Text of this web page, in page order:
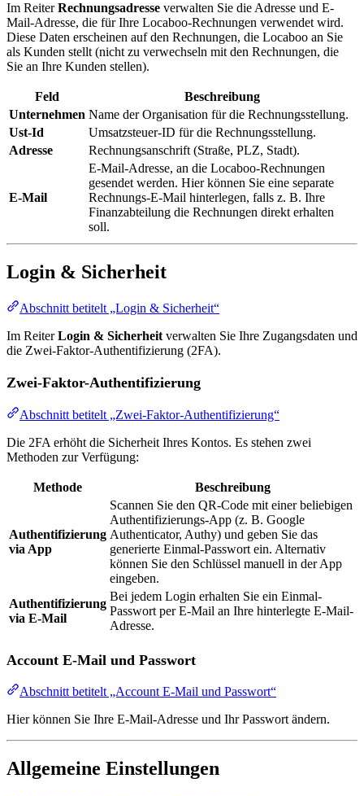
Im ReiterRechnungsadresse verwalten Sie die Adresse und E-
Mail-Adresse, die für Ihre Locaboo-Rechnungen verwendet wird.
Diese Daten erscheinen auf den Rechnungen, die Locaboo an Sie
als Kunden stellt (nicht zu verwechseln mit den Rechnungen, die
Sie an Ihre Kunden stellen).
Feld
Beschreibung
Unternehmen Name der Organisation für die Rechnungsstellung.
Ust-Id
Umsatzsteuer-ID für die Rechnungsstellung.
Adresse
Rechnungsanschrift (Straße, PLZ, Stadt).
E-Mail
E-Mail-Adresse, an die Locaboo-Rechnungen
gesendet werden. Hier können Sie eine separate
Rechnungs-E-Mail hinterlegen, falls z. B. Ihre
Finanzabteilung die Rechnungen direkt erhalten
soll.
Login & Sicherheit
Abschnitt betitelt „Login & Sicherheit“
Im ReiterLogin & Sicherheit verwalten Sie Ihre Zugangsdaten und
die Zwei-Faktor-Authentifizierung (2FA).
Zwei-Faktor-Authentifizierung
Abschnitt betitelt „Zwei-Faktor-Authentifizierung“
Die 2FA erhöht die Sicherheit Ihres Kontos. Es stehen zwei
Methoden zur Verfügung:
Methode Beschreibung
Authentifizierung
via App
Scannen Sie den QR-Code mit einer beliebigen
Authentifizierungs-App (z. B. Google
Authenticator, Authy) und geben Sie das
generierte Einmal-Passwort ein. Alternativ
können Sie den Schlüssel manuell in der App
eingeben.
Authentifizierung
via E-Mail
Bei jedem Login erhalten Sie ein Einmal-
Passwort per E-Mail an Ihre hinterlegte E-Mail-
Adresse.
Account E-Mail und Passwort
Abschnitt betitelt „Account E-Mail und Passwort“
Hier können Sie Ihre E-Mail-Adresse und Ihr Passwort ändern.
Allgemeine Einstellungen